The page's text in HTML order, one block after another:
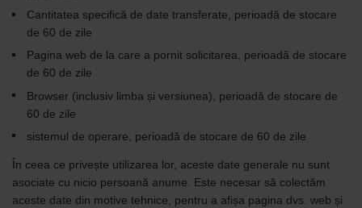
Cantitatea specifică de date transferate, perioadă de stocare
de 60 de zile
Pagina web de la care a pornit solicitarea, perioadă de stocare
de 60 de zile
Browser (inclusiv limba și versiunea), perioadă de stocare de
60 de zile
sistemul de operare, perioadă de stocare de 60 de zile
În ceea ce privește utilizarea lor, aceste date generale nu sunt
asociate cu nicio persoană anume. Este necesar să colectăm
aceste date din motive tehnice, pentru a afișa pagina dvs. web și